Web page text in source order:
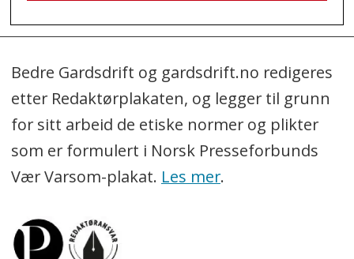
Bedre Gardsdrift og gardsdrift.no redigeres
etter Redaktørplakaten, og legger til grunn
for sitt arbeid de etiske normer og plikter
som er formulert i Norsk Presseforbunds
Vær Varsom-plakat. Les mer.